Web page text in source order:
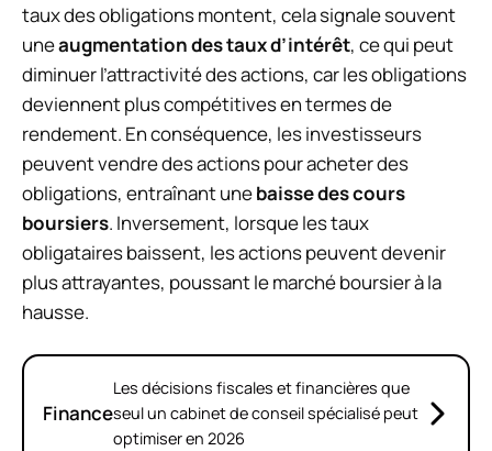
taux des obligations montent, cela signale souvent
uneaugmentation des taux d’intérêt, ce qui peut
diminuer l’attractivité des actions, car les obligations
deviennent plus compétitives en termes de
rendement. En conséquence, les investisseurs
peuvent vendre des actions pour acheter des
obligations, entraînant unebaisse des cours
boursiers. Inversement, lorsque les taux
obligataires baissent, les actions peuvent devenir
plus attrayantes, poussant le marché boursier à la
hausse.
Finance
Les décisions fiscales et financières que
seul un cabinet de conseil spécialisé peut
optimiser en 2026